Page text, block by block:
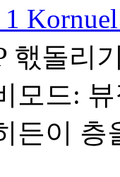
Kornuel
핷돌리
모드:
든이